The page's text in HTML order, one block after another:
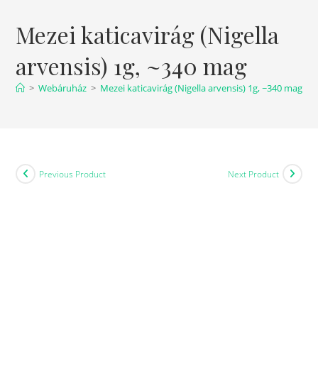
Mezei katicavirág (Nigella
arvensis) 1g, ~340 mag
> Webáruház > Mezei katicavirág (Nigella arvensis) 1g, ~340 mag
Previous Product Next Product